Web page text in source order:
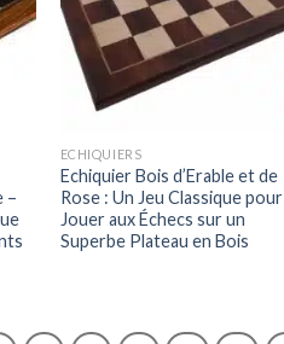
–
ECHIQUIERS
Echiquier Bois d’Erable et de
Rose : Un Jeu Classique pour
Jouer aux Échecs sur un
Superbe Plateau en Bois